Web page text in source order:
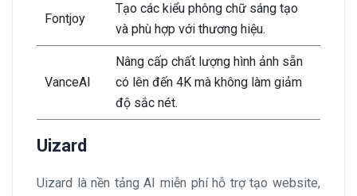
Fontjoy
Tạo các kiểu phông chữ sáng tạo
và phù hợp với thương hiệu.
VanceAI
Nâng cấp chất lượng hình ảnh sẵn
có lên đến 4K mà không làm giảm
độ sắc nét.
Uizard
Uizard là nền tảng AI miễn phí hỗ trợ tạo website,